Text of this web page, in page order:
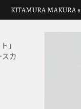
KITAMURA MAKURA
」
カ